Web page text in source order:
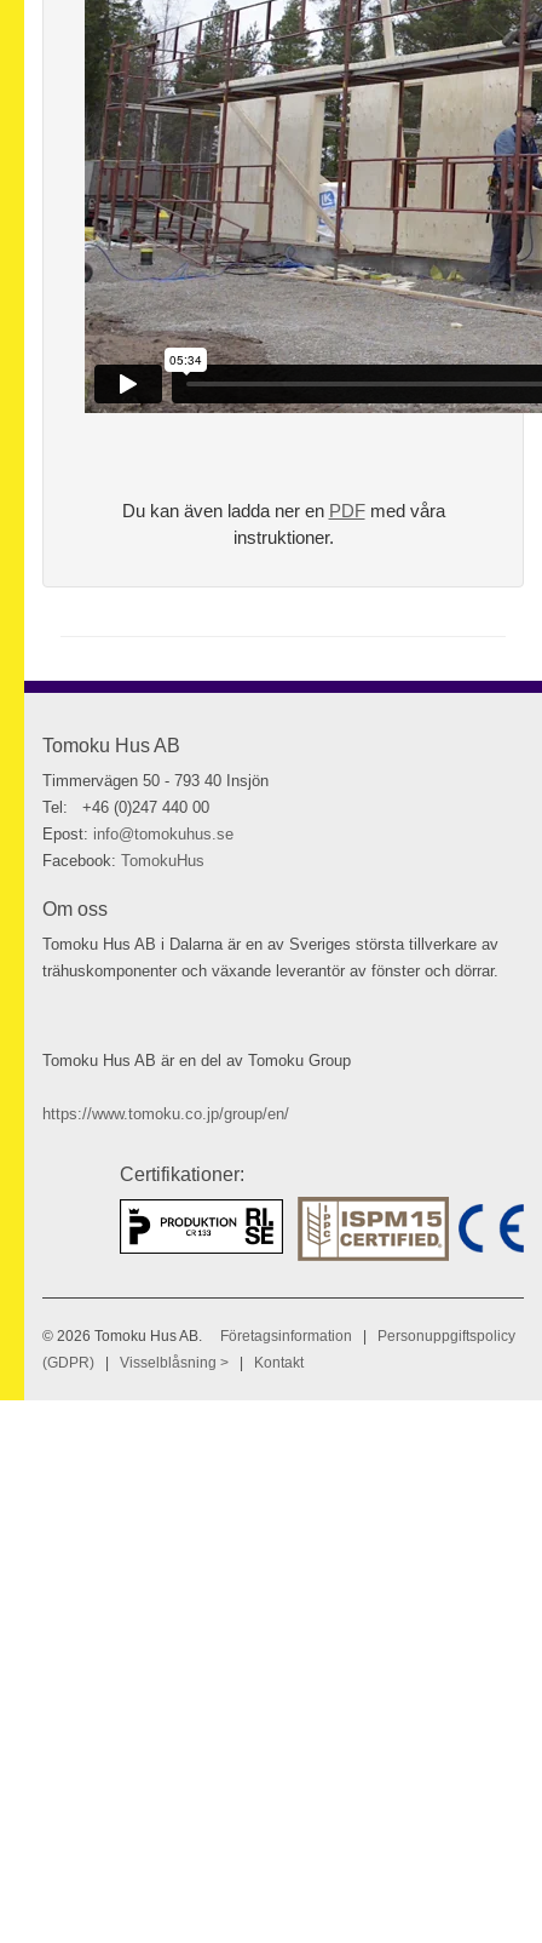
Du kan även ladda ner en PDFmed våra
instruktioner.
Tomoku Hus AB
Timmervägen 50 - 793 40 Insjön
Tel: +46 (0)247 440 00
Epost: info@tomokuhus.se
Facebook: TomokuHus
Om oss
Tomoku Hus AB i Dalarna är en av Sveriges största tillverkare av
trähuskomponenter och växande leverantör av fönster och dörrar.
Tomoku Hus AB är en del av Tomoku Group
https://www.tomoku.co.jp/group/en/
Certifikationer:
© 2026 Tomoku Hus AB. Företagsinformation | Personuppgiftspolicy
(GDPR) | Visselblåsning > | Kontakt